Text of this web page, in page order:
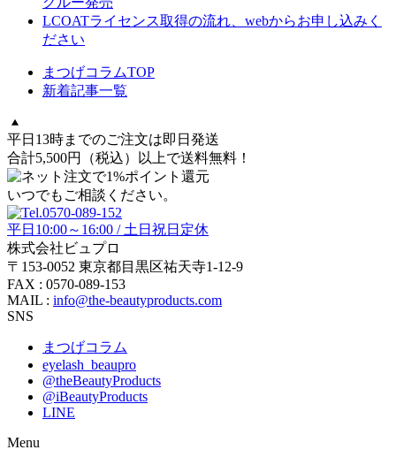
LCOATライセンス取得の流れ、webからお申し込みく
ださい
まつげコラムTOP
新着記事一覧
平日13時までのご注文は即日発送
合計5,500円
（税込） 以上で送料無料！
いつでもご相談ください。
平日10:00～16:00 / 土日祝日定休
株式会社ビュプロ
〒153-0052 東京都目黒区祐天寺1-12-9
FAX : 0570-089-153
MAIL : info@the-beautyproducts.com
SNS
まつげコラム
eyelash_beaupro
@theBeautyProducts
@iBeautyProducts
LINE
Menu